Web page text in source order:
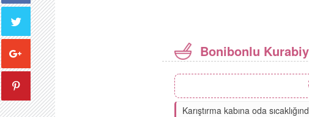
Bonibonlu
Karıştırma kabına oda